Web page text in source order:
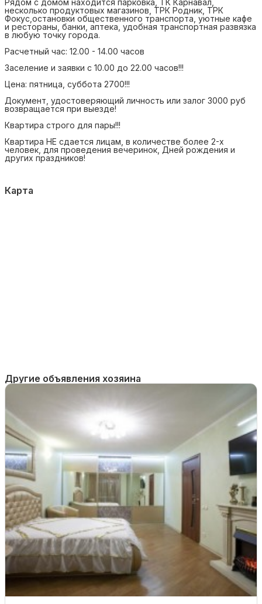
Рядом с домом находится парковка, ТК Карнавал,
несколько продуктовых магазинов, ТРК Родник, ТРК
Фокус,остановки общественного транспорта, уютные кафе
и рестораны, банки, аптека, удобная транспортная развязка
в любую точку города.
Расчетный час: 12.00 - 14.00 часов
Заселение и заявки с 10.00 до 22.00 часов!!!
Цена: пятница, суббота 2700!!!
Документ, удостоверяющий личность или залог 3000 руб
возвращается при выезде!
Квартира строго для пары!!!
Квартира НЕ сдается лицам, в количестве более 2-х
человек, для проведения вечеринок, Дней рождения и
других праздников!
Карта
Другие объявления хозяина